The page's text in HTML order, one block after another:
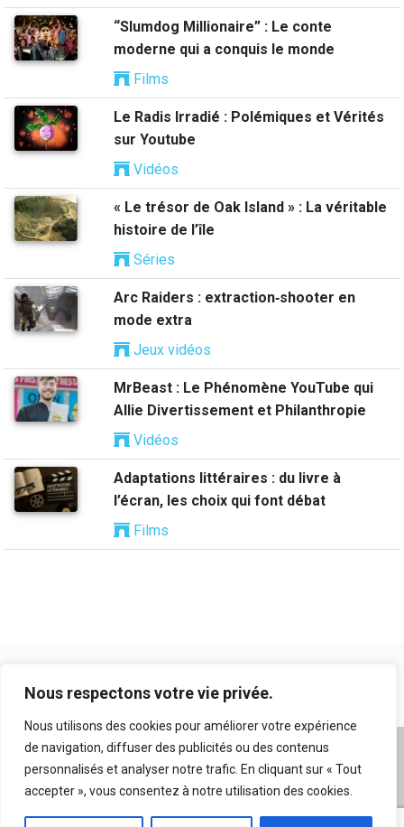
Nous respectons votre vie privée.
Nous utilisons des cookies pour améliorer votre expérience
de navigation, diffuser des publicités ou des contenus
personnalisés et analyser notre trafic. En cliquant sur « Tout
accepter », vous consentez à notre utilisation des cookies.
“Slumdog Millionaire” : Le conte
moderne qui a conquis le monde
Films
Le Radis Irradié : Polémiques et Vérités
sur Youtube
Vidéos
« Le trésor de Oak Island » : La véritable
histoire de l’île
Séries
Arc Raiders : extraction‑shooter en
mode extra
Jeux vidéos
MrBeast : Le Phénomène YouTube qui
Allie Divertissement et Philanthropie
Vidéos
Adaptations littéraires : du livre à
l’écran, les choix qui font débat
Films
A propos|Mentions légales|Conditions générales
d’utilisation|Flux RSS| Nos auteurs|Archives|
Suggestion de contenu